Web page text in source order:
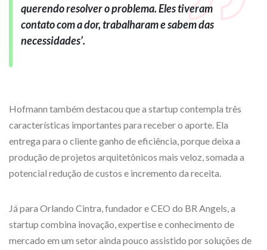
querendo resolver o problema. Eles tiveram
contato com a dor, trabalharam e sabem das
necessidades’.
Hofmann também destacou que a startup contempla três
características importantes para receber o aporte. Ela
entrega para o cliente ganho de eficiência, porque deixa a
produção de projetos arquitetônicos mais veloz, somada a
potencial redução de custos e incremento da receita.
Já para Orlando Cintra, fundador e CEO do BR Angels, a
startup combina inovação, expertise e conhecimento de
mercado em um setor ainda pouco assistido por soluções de